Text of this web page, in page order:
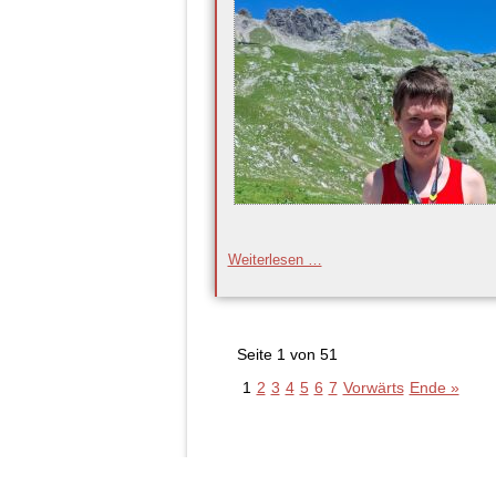
Weiterlesen …
DM
Seite 1 von 51
1 2 3 4 5 6 7 Vorwärts Ende »